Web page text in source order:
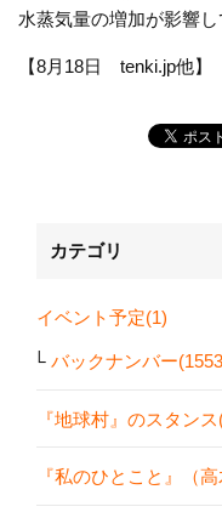
水蒸気量の増加が影響し
【8月18日 tenki.jp他】
カテゴリ
イベント予定(1)
バックナンバー
『地球村』のスタン
『私のひとこと』（